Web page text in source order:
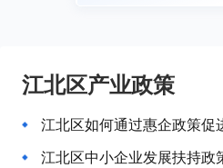
江北区产业政策
江北区如何通过惠企政策促
江北区中小企业发展扶持政